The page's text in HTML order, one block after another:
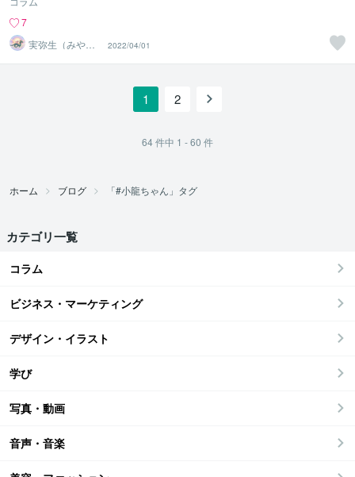
7
実弥生（みや
の）
2022/04/01
1 2
64件中 1 - 60 件
ホーム ブログ 「#小龍ちゃん」タグ
カテゴリ一覧
コラム
ビジネス・マーケティング
デザイン・イラスト
学び
写真・動画
音声・音楽